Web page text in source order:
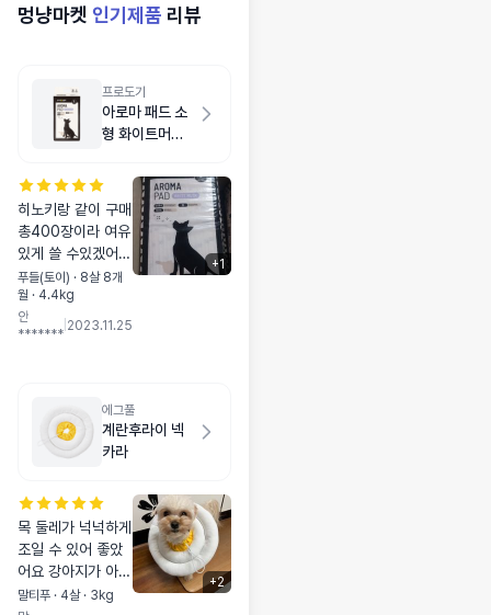
멍냥마켓 인기제품 리뷰
프로도기
아로마 패드 소
형 화이트머스
히노키랑 같이 구매
총400장이라 여유
있게 쓸 수있겠어요
~ 패드는 멍냥마켓
에서만 삽니다~~
💯💯💛
푸들(토이) · 8살 8개
월 · 4.4kg
안
*******
2023.11.25
+1
에그풀
계란후라이 넥
카라
목 둘레가 넉넉하게
조일 수 있어 좋았
어요 강아지가 아직
적응이 안되서 얼음
말티푸 · 4살 · 3kg
+2